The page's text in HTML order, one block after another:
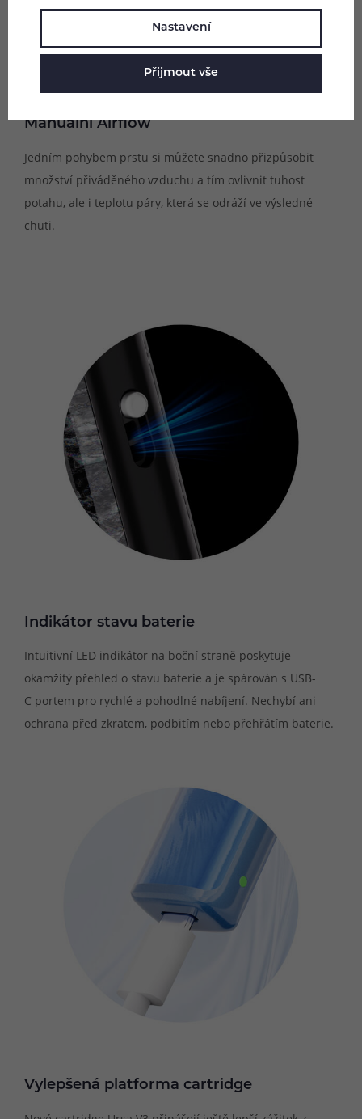
Manuální Airflow
Jedním pohybem prstu si můžete snadno přizpůsobit
množství přiváděného vzduchu a tím ovlivnit tuhost
potahu, ale i teplotu páry, která se odráží ve výsledné
chuti.
Indikátor stavu baterie
Intuitivní LED indikátor na boční straně poskytuje
okamžitý přehled o stavu baterie a je spárován s USB-
C portem pro rychlé a pohodlné nabíjení. Nechybí ani
ochrana před zkratem, podbitím nebo přehřátím baterie.
Vylepšená platforma cartridge
Nastavení
Přijmout vše